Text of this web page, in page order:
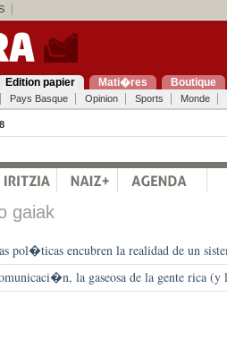
Edition papier Mati�res Boutique
Pays Basque Opinion Sports Monde
gaiak
pol�ticas encubren la realidad de un
la gaseosa de la gente rica (y